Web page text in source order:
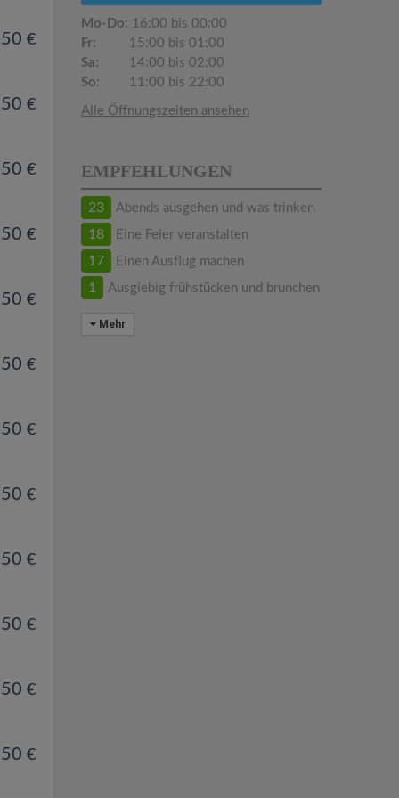
€
€
€
€
€
€
€
€
€
€
€
€
Mo-Do: 16:00 bis 00:00
Fr:
15:00 bis 01:00
Sa:
14:00 bis 02:00
So:
11:00 bis 22:00
Alle Öffnungszeiten ansehen
EMPFEHLUNGEN
23 Abends ausgehen und was trinken
18 Eine Feier veranstalten
17 Einen Ausflug machen
1 Ausgiebig frühstücken und brunchen
Mehr